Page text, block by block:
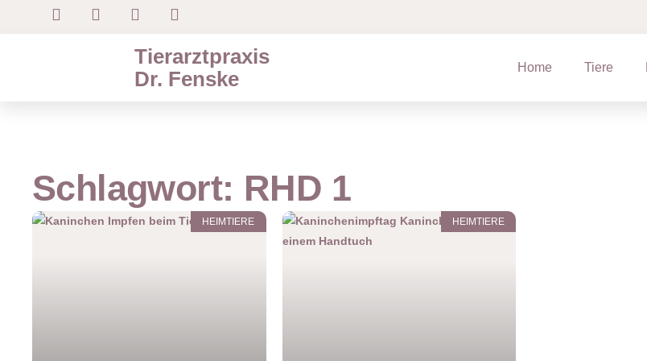
Tierarztpraxis
Dr. Fenske
Home Tiere
Schlagwort: RHD 1
HEIMTIERE HEIMTIERE